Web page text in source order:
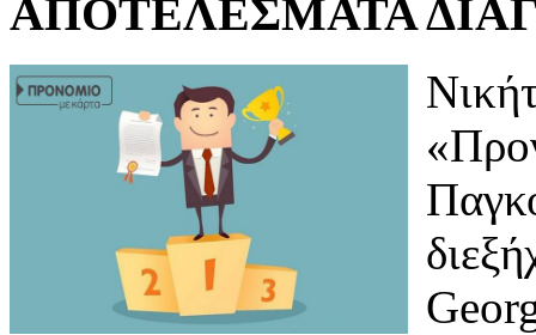
ΑΠΟΤΕΛΕΣΜΑΤΑ